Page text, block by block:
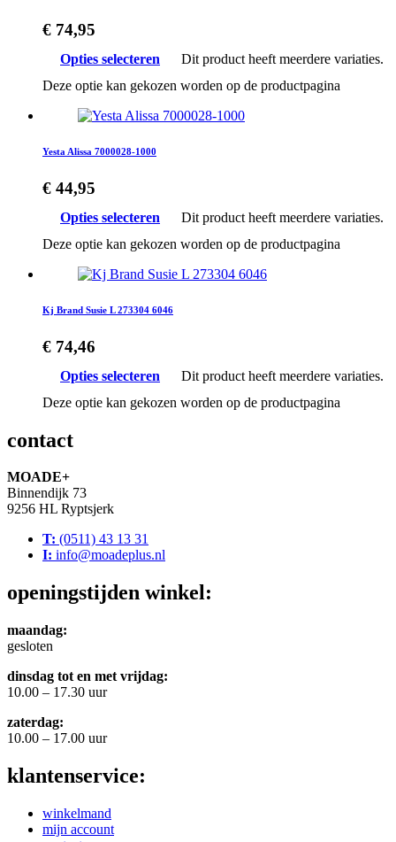
€ 74,95
Opties selecteren
Dit product heeft meerdere variaties.
Deze optie kan gekozen worden op de productpagina
Yesta Alissa 7000028-1000
€ 44,95
Opties selecteren
Dit product heeft meerdere variaties.
Deze optie kan gekozen worden op de productpagina
Kj Brand Susie L 273304 6046
€ 74,46
Opties selecteren
Dit product heeft meerdere variaties.
Deze optie kan gekozen worden op de productpagina
contact
MOADE+
Binnendijk 73
9256 HL Ryptsjerk
T: (0511) 43 13 31
I: info@moadeplus.nl
openingstijden winkel:
maandag:
gesloten
dinsdag tot en met vrijdag:
10.00 – 17.30 uur
zaterdag:
10.00 – 17.00 uur
klantenservice:
winkelmand
mijn account